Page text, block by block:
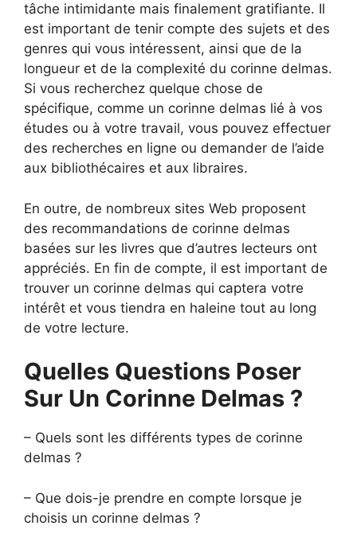
tâche intimidante mais finalement gratifiante. Il
est important de tenir compte des sujets et des
genres qui vous intéressent, ainsi que de la
longueur et de la complexité du corinne delmas.
Si vous recherchez quelque chose de
spécifique, comme un corinne delmas lié à vos
études ou à votre travail, vous pouvez effectuer
des recherches en ligne ou demander de l’aide
aux bibliothécaires et aux libraires.
En outre, de nombreux sites Web proposent
des recommandations de corinne delmas
basées sur les livres que d’autres lecteurs ont
appréciés. En fin de compte, il est important de
trouver un corinne delmas qui captera votre
intérêt et vous tiendra en haleine tout au long
de votre lecture.
Quelles Questions Poser
Sur Un Corinne Delmas ?
– Quels sont les différents types de corinne
delmas ?
– Que dois-je prendre en compte lorsque je
choisis un corinne delmas ?